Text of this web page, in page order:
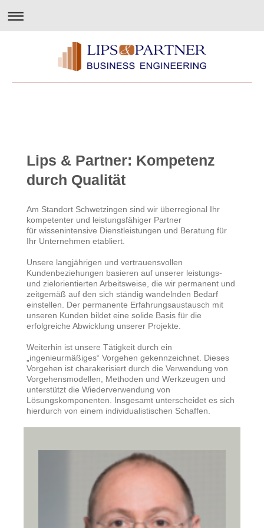
Lips & Partner: Kompetenz
durch Qualität
Am Standort Schwetzingen sind wir überregional Ihr
kompetenter und leistungsfähiger Partner
für wissenintensive Dienstleistungen und Beratung für
Ihr Unternehmen etabliert.
Unsere langjährigen und vertrauensvollen
Kundenbeziehungen basieren auf unserer leistungs-
und zielorientierten Arbeitsweise, die wir permanent und
zeitgemäß auf den sich ständig wandelnden Bedarf
einstellen. Der permanente Erfahrungsaustausch mit
unseren Kunden bildet eine solide Basis für die
erfolgreiche Abwicklung unserer Projekte.
Weiterhin ist unsere Tätigkeit durch ein
„ingenieurmäßiges“ Vorgehen gekennzeichnet. Dieses
Vorgehen ist charakerisiert durch die Verwendung von
Vorgehensmodellen, Methoden und Werkzeugen und
unterstützt die Wiederverwendung von
Lösungskomponenten. Insgesamt unterscheidet es sich
hierdurch von einem individualistischen Schaffen.